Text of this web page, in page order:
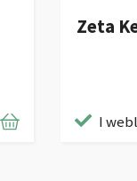
Zeta
I